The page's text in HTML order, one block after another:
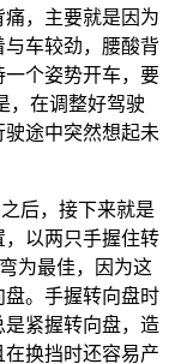
，主要就是因为
车较劲，腰酸背
个姿势开车，要
，在调整好驾驶
途中突然想起未
后，接下来就是
以两只手握住转
为最佳，因为这
。手握转向盘时
紧握转向盘，造
换挡时还容易产